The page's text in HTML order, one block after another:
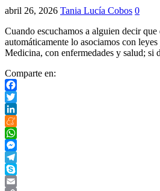
abril 26, 2026 Tania Lucía Cobos 0
Cuando escuchamos a alguien decir que
automáticamente lo asociamos con
Medicina, con enfermedades y salud; si
Comparte en:
Facebook
Twitter
LinkedIn
Meneame
WhatsApp
Messenger
Telegram
Skype